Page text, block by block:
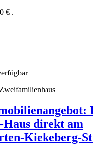
€ .
Haus direkt am
Kiekeberg-